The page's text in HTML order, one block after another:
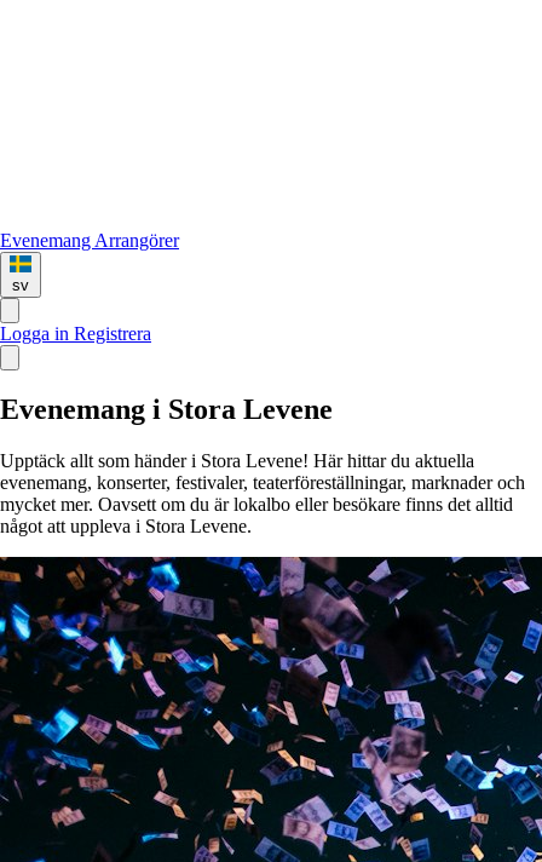
Evenemang Arrangörer
sv
Logga in Registrera
Evenemang i Stora Levene
Upptäck allt som händer i Stora Levene! Här hittar du aktuella
evenemang, konserter, festivaler, teaterföreställningar, marknader och
mycket mer. Oavsett om du är lokalbo eller besökare finns det alltid
något att uppleva i Stora Levene.